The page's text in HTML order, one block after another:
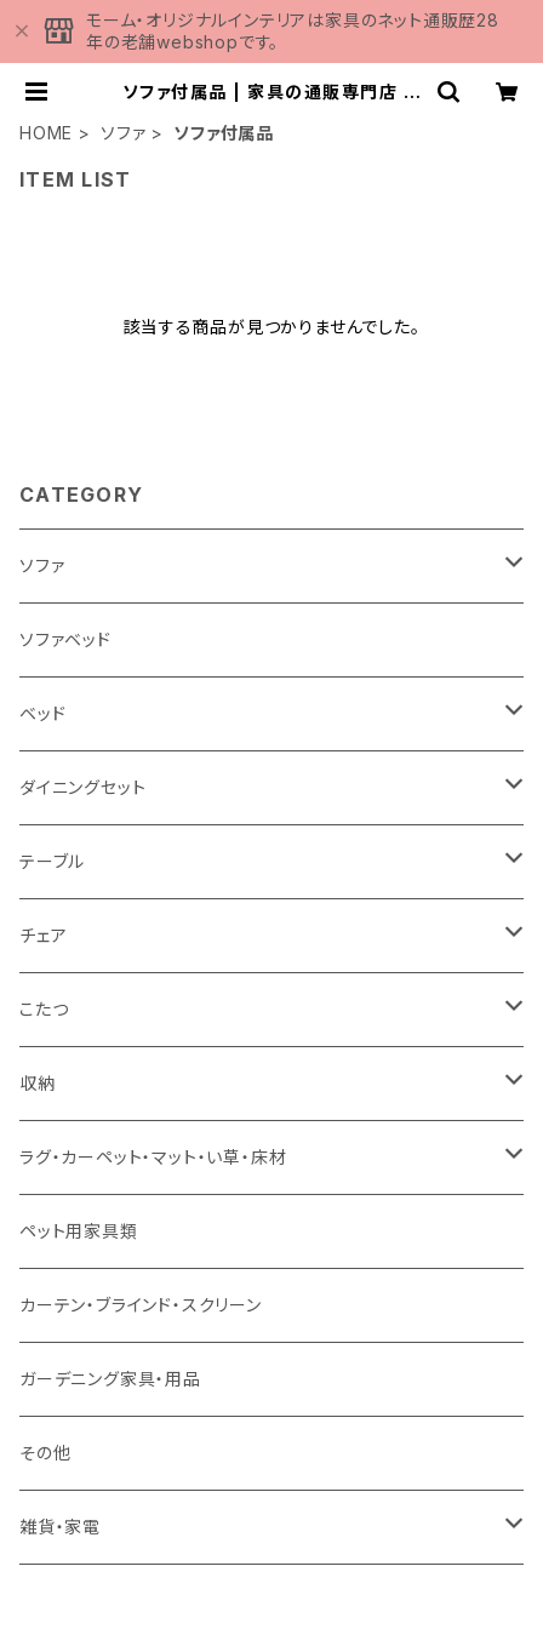
モーム・オリジナルインテリアは家具のネット通販歴28
年の老舗webshopです。
ソファ付属品 | 家具の通販専門店 M
HOME
ソファ ソファ付属品
ITEM LIST
該当する商品が見つかりませんでした。
CATEGORY
ソファ
3人掛け
2.5人掛け
2人掛け
1人掛け
カウチソファ
コーナーソファ
ソファセット
スツール・オットマン
ソファ付属品
クッション・座椅子
ソファベッド
ベッド
シングルサイズ以下（フレームのみ）
セミダブルサイズ（フレームのみ）
ダブルサイズ（フレームのみ）
ワイドダブルサイズ以上（フレームのみ）
シングルサイズ以下（マットレス付）
セミダブルサイズ（マットレス付）
ダブルサイズ（マットレス付）
ダブルサイズ以上（マットレス付）
ロフトベッド
二段ベッド
マットレス
ダイニングセット
ダイニング3点セット以下
ダイニング4点セット
ダイニング5点・6点セット
ダイニング7点セット以上
テーブル
センターテーブル
ダイニングテーブル
カウンターテーブル
リフティングテーブル
サイドテーブル・コーヒーテーブル
デスク
チェア
ダイニングチェア
カウンターチェア
キッズチェア
オフィスチェア・ゲーミングチェア
ダイニングベンチ・スツール
こたつ
こたつテーブル
こたつ布団
コタツ・布団セット
収納
本棚・シェルフ
食器棚・収納庫
レンジ台・カウンター
ラック
TVボード
キャビネット・飾り棚
ラグ・カーペット・マット・い草・床材
マット・フロアタイル
ラグ
カーペット
ペット用家具類
カーテン・ブラインド・スクリーン
ガーデニング家具・用品
その他
雑貨・家電